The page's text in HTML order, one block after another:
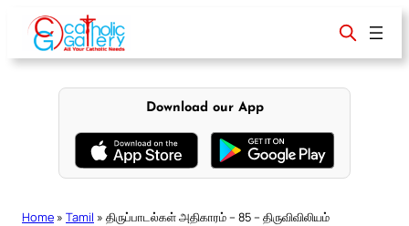
content
Download our App
Home » Tamil » திருப்பாடல்கள் அதிகாரம் – 85 – திருவிவிலியம்